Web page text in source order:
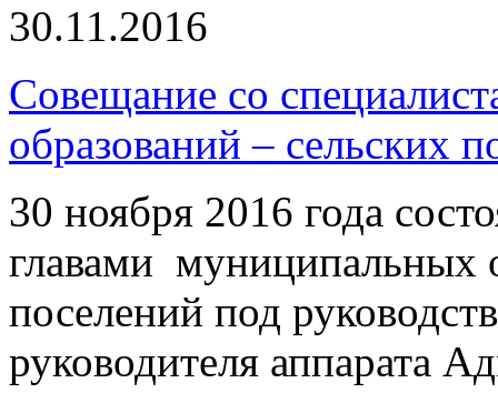
30.11.2016
Совещание со
образований – сельских
30 ноября 2016 года
главами муниципальных
поселений под
руководителя аппарата